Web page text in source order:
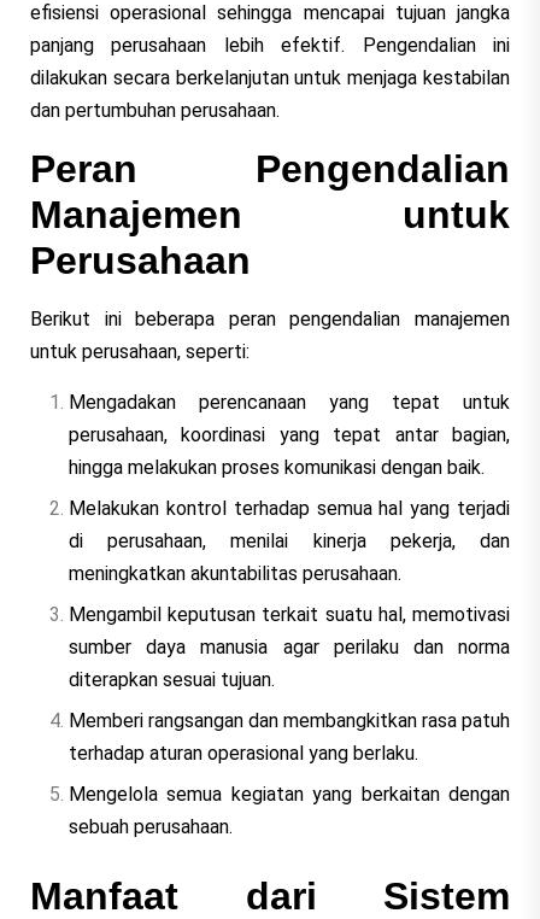
efisiensi operasional sehingga mencapai tujuan jangka
panjang perusahaan lebih efektif. Pengendalian ini
dilakukan secara berkelanjutan untuk menjaga kestabilan
dan pertumbuhan perusahaan.
Peran Pengendalian
Manajemen untuk
Perusahaan
Berikut ini beberapa peran pengendalian manajemen
untuk perusahaan, seperti:
Mengadakan perencanaan yang tepat untuk
perusahaan, koordinasi yang tepat antar bagian,
hingga melakukan proses komunikasi dengan baik.
Melakukan kontrol terhadap semua hal yang terjadi
di perusahaan, menilai kinerja pekerja, dan
meningkatkan akuntabilitas perusahaan.
Mengambil keputusan terkait suatu hal, memotivasi
sumber daya manusia agar perilaku dan norma
diterapkan sesuai tujuan.
Memberi rangsangan dan membangkitkan rasa patuh
terhadap aturan operasional yang berlaku.
Mengelola semua kegiatan yang berkaitan dengan
sebuah perusahaan.
Manfaat dari Sistem